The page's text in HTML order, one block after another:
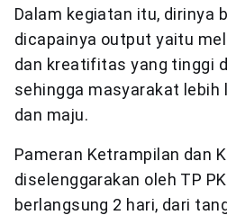
Dalam kegiatan itu, dirinya
dicapainya output yaitu
dan kreatifitas yang tinggi
sehingga masyarakat lebih
dan maju.
Pameran Ketrampilan dan
diselenggarakan oleh TP
berlangsung 2 hari, dari